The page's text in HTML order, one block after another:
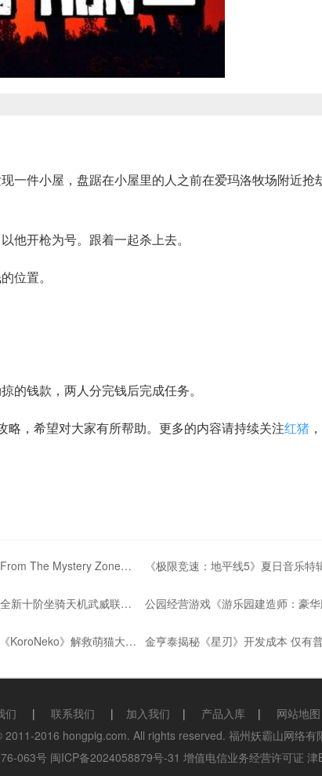
一件小屋，盘踞在小屋里的人之前在爱玛洛牧场附近抢
他开枪为号。跟着一起杀上去。
位置。
的钱款，两人分完钱后完成任务。
，希望对大家有所帮助。更多的内容请持续关注红猪
立体扫雷新游《From The Mystery Zone》登陆Steam 《极限竞速：地平线5》夏日音乐特
《问道》电脑版全新十阶坐骑天机武威联动紫禁城
益智Steam新游《KoroNeko》解救萌猫大冒险
们 | 联系我们 | 加入我们 | 产品入库 |
网站地图
2011-2016 hongpig.com. All rights reserved. 福州妖霸山网络有
063号 闽ICP备2024058879号-31 增值电信业务经营许可证